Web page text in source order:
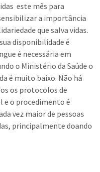
este mês para
a importância
que salva vidas.
disponibilidade é
é necessária em
o Ministério da Saúde o
é muito baixo. Não há
os protocolos de
e o procedimento é
vez maior de pessoas
principalmente doando